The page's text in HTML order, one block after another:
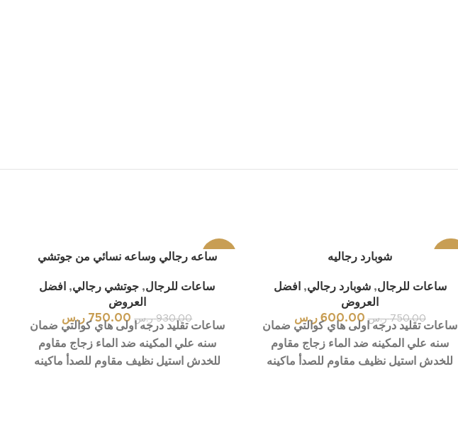
شوبارد رجاليه
ساعات للرجال,شوبارد رجالي, افضل
العروض
750.00 ر.س 600.00 ر.س
ساعات تقليد درجه اولى هاي كوالتي ضمان
سنه علي المكينه ضد الماء زجاج مقاوم
للخدش استيل نظيف مقاوم للصدأ ماكينه
-19%ساعه رجالي وساعه نسائي من جوتشي
ساعات للرجال, جوتشي رجالي, افضل
العروض
930.00 ر.س 750.00 ر.س
ساعات تقليد درجه اولى هاي كوالتي ضمان
سنه علي المكينه ضد الماء زجاج مقاوم
للخدش استيل نظيف مقاوم للصدأ ماكينه